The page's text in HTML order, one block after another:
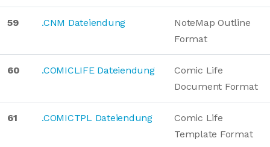
59 .CNM Dateiendung
NoteMap Outline
Format
60 .COMICLIFE Dateiendung
Comic Life
Document Format
61 .COMICTPL Dateiendung
Comic Life
Template Format